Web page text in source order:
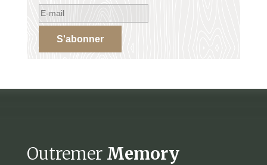
S'abonner
Outremer Memory